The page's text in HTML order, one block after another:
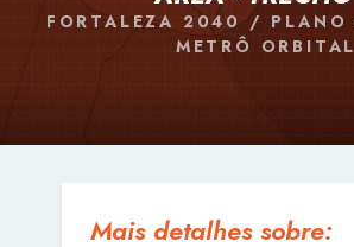
FORTALEZA 2040 / PLANO
METRÔ ORBITAL
Mais detalhes sobre: